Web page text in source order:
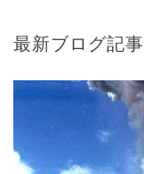
最新ブログ記事